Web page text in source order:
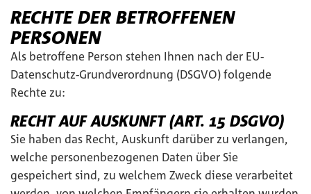
RECHTE DER BETROFFENEN
PERSONEN
Als betroffene Person stehen Ihnen nach der EU-
Datenschutz-Grundverordnung (DSGVO) folgende
Rechte zu:
RECHT AUF AUSKUNFT (ART. 15 DSGVO)
Sie haben das Recht, Auskunft darüber zu verlangen,
welche personenbezogenen Daten über Sie
gespeichert sind, zu welchem Zweck diese verarbeitet